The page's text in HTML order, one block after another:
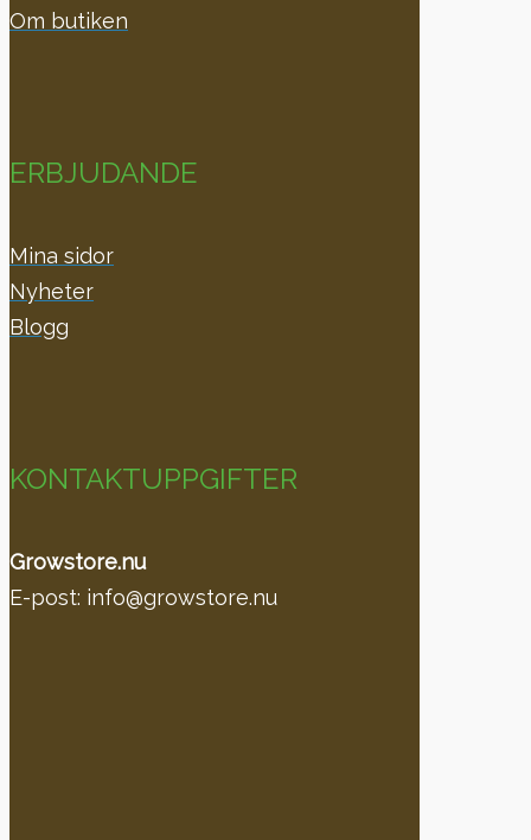
Om butiken
ERBJUDANDE
Mina sidor
Nyheter
Blogg
KONTAKTUPPGIFTER
Growstore.nu
E-post: info@growstore.nu